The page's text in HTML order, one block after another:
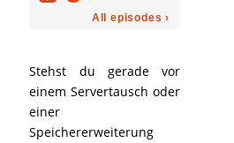
Stehst du gerade vor
einem Servertausch oder
einer
Speichererweiterung